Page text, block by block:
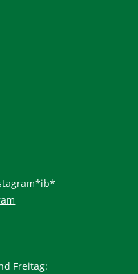
Freitag: